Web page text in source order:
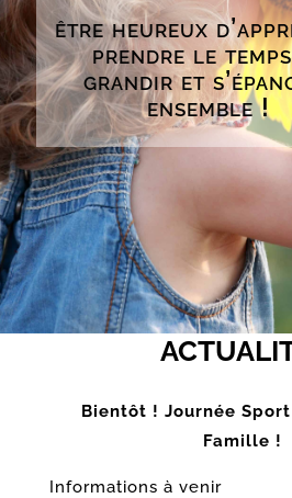
être heureux
prendre le
grandiret
ensemble !
Bientôt ! Journée
Famille !
Informations à venir